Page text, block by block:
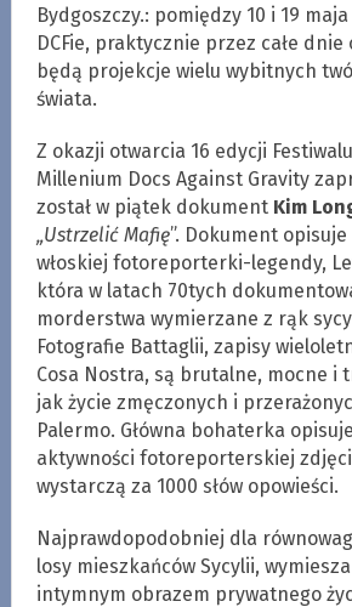
Bydgoszczy.: pomiędzy 10 i 19
DCFie, praktycznie przez całe dnie
będą projekcje wielu wybitnych
świata.
Z okazji otwarcia 16 edycji
Millenium Docs Against Gravity
został w piątek dokument Kim
„Ustrzelić Mafię”. Dokument
włoskiej fotoreporterki-legendy,
która w latach 70tych
morderstwa wymierzane z rąk
Fotografie Battaglii, zapisy
Cosa Nostra, są brutalne, mocne i
jak życie zmęczonych i
Palermo. Główna bohaterka
aktywności fotoreporterskiej
wystarczą za 1000 słów opowieści.
Najprawdopodobniej dla
losy mieszkańców Sycylii,
intymnym obrazem prywatnego